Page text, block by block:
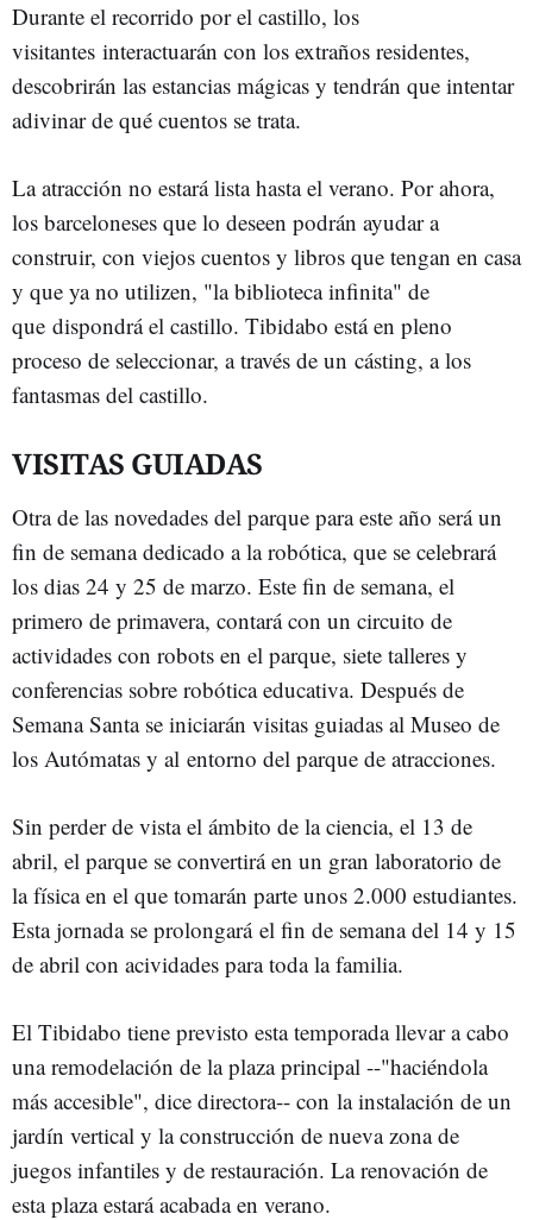
Durante el recorrido por el castillo, los
visitantes interactuarán con los extraños residentes,
descobrirán las estancias mágicas y tendrán que intentar
adivinar de qué cuentos se trata.
La atracción no estará lista hasta el verano. Por ahora,
los barceloneses que lo deseen podrán ayudar a
construir, con viejos cuentos y libros que tengan en casa
y que ya no utilizen, "la biblioteca infinita" de
que dispondrá el castillo. Tibidabo está en pleno
proceso de seleccionar, a través de un cásting, a los
fantasmas del castillo.
VISITAS GUIADAS
Otra de las novedades del parque para este año será un
fin de semana dedicado a la robótica, que se celebrará
los dias 24 y 25 de marzo. Este fin de semana, el
primero de primavera, contará con un circuito de
actividades con robots en el parque, siete talleres y
conferencias sobre robótica educativa. Después de
Semana Santa se iniciarán visitas guiadas al Museo de
los Autómatas y al entorno del parque de atracciones.
Sin perder de vista el ámbito de la ciencia, el 13 de
abril, el parque se convertirá en un gran laboratorio de
la física en el que tomarán parte unos 2.000 estudiantes.
Esta jornada se prolongará el fin de semana del 14 y 15
de abril con acividades para toda la familia.
El Tibidabo tiene previsto esta temporada llevar a cabo
una remodelación de la plaza principal --"haciéndola
más accesible", dice directora-- con la instalación de un
jardín vertical y la construcción de nueva zona de
juegos infantiles y de restauración. La renovación de
esta plaza estará acabada en verano.